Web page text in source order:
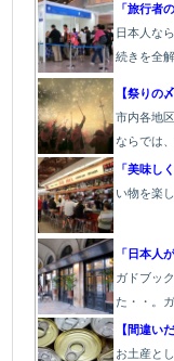
「旅行者
日本人な
続きを全解
【祭りの
市内各地
ならでは
「美味し
い物を楽
「日本人
ガドブッ
た・・。
【間違い
お土産と